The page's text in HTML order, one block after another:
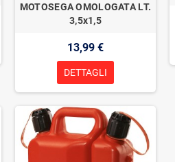
MOTOSEGA OMOLOGATA LT.
3,5x1,5
13,99 €
DETTAGLI